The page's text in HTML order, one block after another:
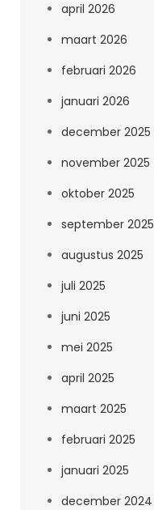
april 2026
maart 2026
februari 2026
januari 2026
december 2025
november 2025
oktober 2025
september 2025
augustus 2025
juli 2025
juni 2025
mei 2025
april 2025
maart 2025
februari 2025
januari 2025
december 2024